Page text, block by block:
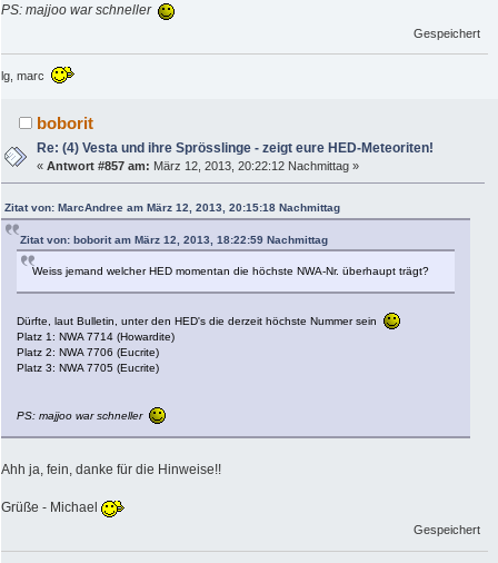
PS: majjoo war schneller
Gespeichert
lg, marc
boborit
Re: (4) Vesta und ihre Sprösslinge - zeigt eure HED-Meteoriten!
«Antwort #857 am: März 12, 2013, 20:22:12 Nachmittag »
Zitat von: MarcAndree am März 12, 2013, 20:15:18 Nachmittag
Zitat von: boborit am März 12, 2013, 18:22:59 Nachmittag
Weiss jemand welcher HED momentan die höchste NWA-Nr. überhaupt trägt?
Dürfte, laut Bulletin, unter den HED's die derzeit höchste Nummer sein
Platz 1: NWA 7714 (Howardite)
Platz 2: NWA 7706 (Eucrite)
Platz 3: NWA 7705 (Eucrite)
PS: majjoo war schneller
Ahh ja, fein, danke für die Hinweise!!
Grüße - Michael
Gespeichert